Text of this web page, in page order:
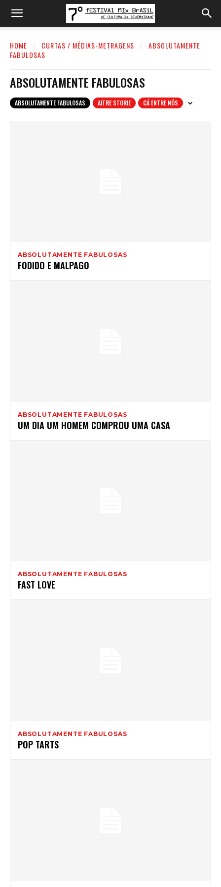
HOME CURTAS / MÉDIAS-METRAGENS
ABSOLUTAMENTE
FABULOSAS
ABSOLUTAMENTE FABULOSAS
ABSOLUTAMENTE FABULOSAS AITRE STORIE CÁ ENTRE NÓS
ABSOLUTAMENTE FABULOSAS
FODIDO E MALPAGO
ABSOLUTAMENTE FABULOSAS
UM DIA UM HOMEM COMPROU UMA CASA
ABSOLUTAMENTE FABULOSAS
FAST LOVE
ABSOLUTAMENTE FABULOSAS
POP TARTS